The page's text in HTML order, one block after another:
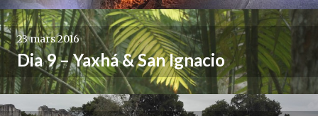
23 mars 2016
Dia 9 – Yaxhá & San Ignacio